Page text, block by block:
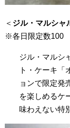
＜ ジル・マルシャ
※各日限定数100
ジル・マルシ
ト・ケーキ「
ョンで限定発
を楽しめるケ
味わえない特